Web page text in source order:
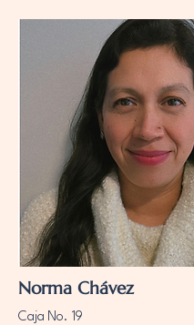
Norma Chávez
Caja No. 19